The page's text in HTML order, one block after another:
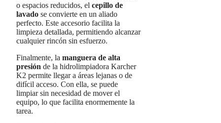
o espacios reducidos, el cepillo de
lavado se convierte en un aliado
perfecto. Este accesorio facilita la
limpieza detallada, permitiendo alcanzar
cualquier rincón sin esfuerzo.
Finalmente, la manguera de alta
presión de la hidrolimpiadora Karcher
K2 permite llegar a áreas lejanas o de
difícil acceso. Con ella, se puede
limpiar sin necesidad de mover el
equipo, lo que facilita enormemente la
tarea.